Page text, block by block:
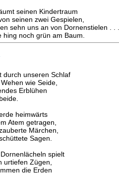
seinen Kindertraum
seinen zwei Gespielen,
sehn uns an von Dornenstielen . . .
hing noch grün am Baum.
durch unseren Schlaf
wie Seide,
Erblühen
heimwärts
Atem getragen,
Märchen,
Sagen.
spielt
urtiefen Zügen,
die Erden